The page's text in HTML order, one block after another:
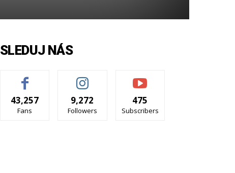
SLEDUJ NÁS
43,257
Fans
9,272
Followers
475
Subscribers